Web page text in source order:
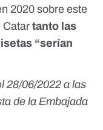
2020 sobre este
Catar tanto las
“serían
28/06/2022 a las
de la Embajada